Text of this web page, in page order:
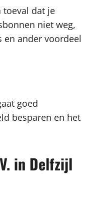
toeval dat je
niet weg,
en ander voordeel
goed
besparen en het
in Delfzijl